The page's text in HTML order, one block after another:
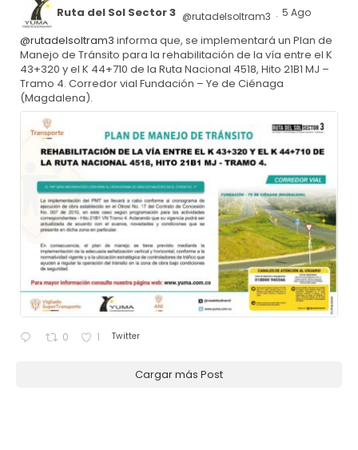
Ruta del Sol Sector 3 @rutadelsoltram3 · 5 Ago
@rutadelsoltram3 informa que, se implementará un Plan de
Manejo de Tránsito para la rehabilitación de la vía entre el K
43+320 y el K 44+710 de la Ruta Nacional 4518, Hito 21B1 MJ –
Tramo 4. Corredor vial Fundación – Ye de Ciénaga
(Magdalena).
0 1 Twitter
Cargar más Post